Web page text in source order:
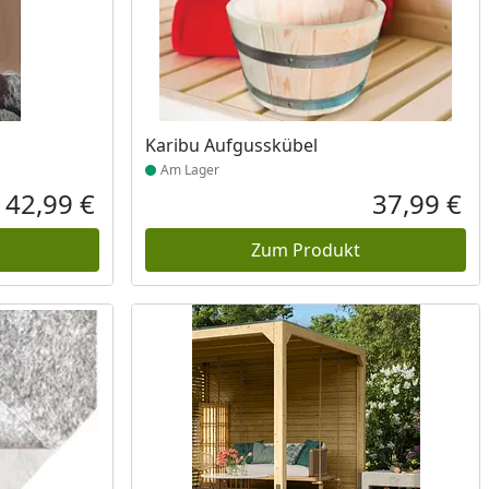
Aktueller Preis
42,99 €
Karibu Aufgusskübel
Produkt am Lager
Am Lager
37,99 €
Zum Produkt